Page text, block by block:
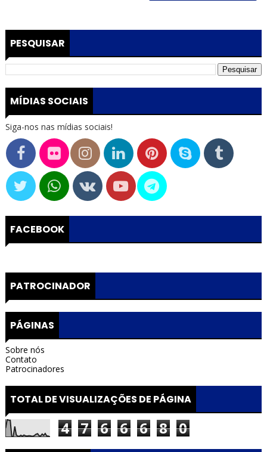
PESQUISAR
MÍDIAS SOCIAIS
Siga-nos nas mídias sociais!
FACEBOOK
PATROCINADOR
PÁGINAS
Sobre nós
Contato
Patrocinadores
TOTAL DE VISUALIZAÇÕES DE PÁGINA
4 7 6 6 6 8 0